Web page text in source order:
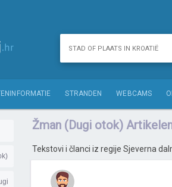
STRANDEN WEBCAMS
Žman (Dugi otok)
Tekstovi i članci iz regije Sjeverna